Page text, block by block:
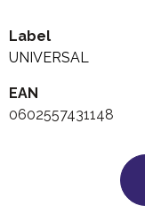
6. Tripped Out Slim
7. Familiar
9. Where It At?
Label
UNIVERSAL
EAN
0602557431148